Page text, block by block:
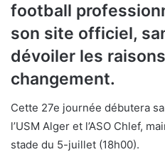
football
son site officiel,
dévoiler les
changement.
Cette 27e journée débutera
l’USM Alger et l’ASO Chlef,
stade du 5-juillet (18h00).